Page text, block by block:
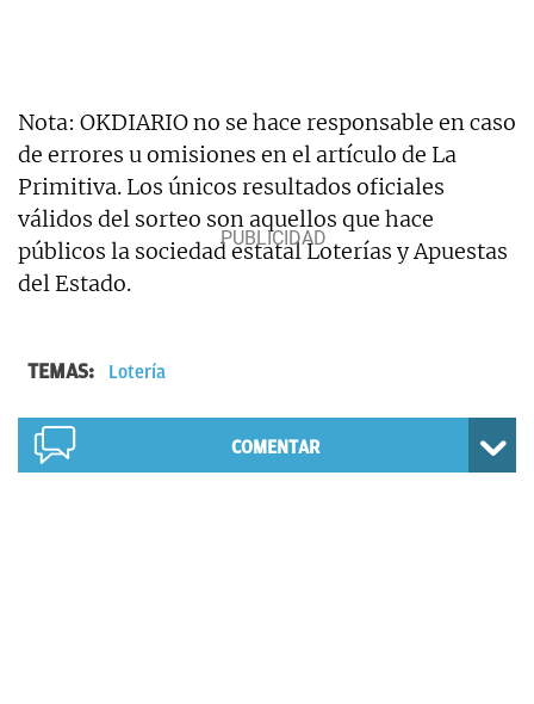
Nota: OKDIARIO no se hace responsable en caso
de errores u omisiones en el artículo de La
Primitiva. Los únicos resultados oficiales
válidos del sorteo son aquellos que hace
públicos la sociedad estatal Loterías y Apuestas
del Estado.
TEMAS: Lotería
COMENTAR